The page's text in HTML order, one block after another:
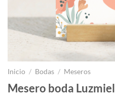
Inicio / Bodas / Meseros
Mesero boda Luzmiel